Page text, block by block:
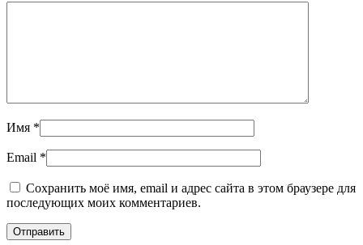
Имя *
Email *
Сохранить моё имя, email и адрес сайта в этом браузере для
последующих моих комментариев.